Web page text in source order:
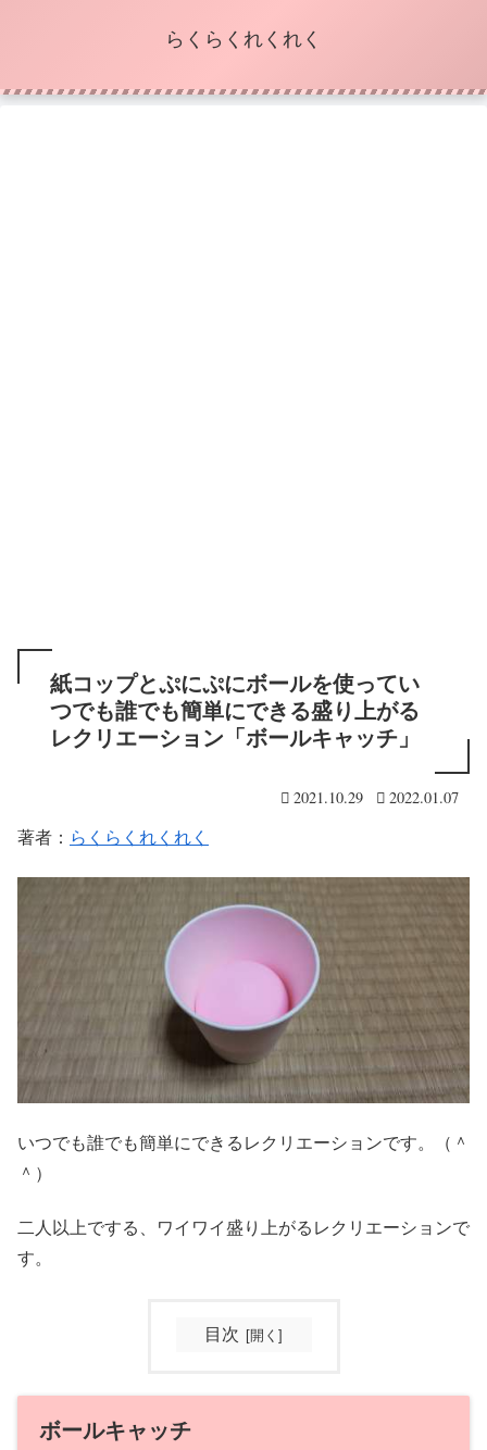
らくらくれくれく
紙コップとぷにぷにボールを使ってい
つでも誰でも簡単にできる盛り上がる
レクリエーション「ボールキャッチ」
2021.10.29 2022.01.07
著者： らくらくれくれく
いつでも誰でも簡単にできるレクリエーションです。（＾
＾）
二人以上でする、ワイワイ盛り上がるレクリエーションで
す。
目次
ボールキャッチ